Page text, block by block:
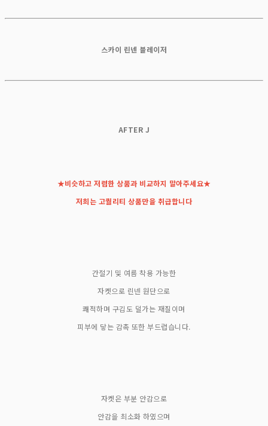
스카이 린넨 블레이저
AFTER J
★비슷하고 저렴한 상품과 비교하지 말아주세요★
저희는 고퀄리티 상품만을 취급합니다
간절기 및 여름 착용 가능한
자켓으로 린넨 원단으로
쾌적하며 구김도 덜가는 재질이며
피부에 닿는 감촉 또한 부드럽습니다.
자켓은 부분 안감으로
안감을 최소화 하였으며